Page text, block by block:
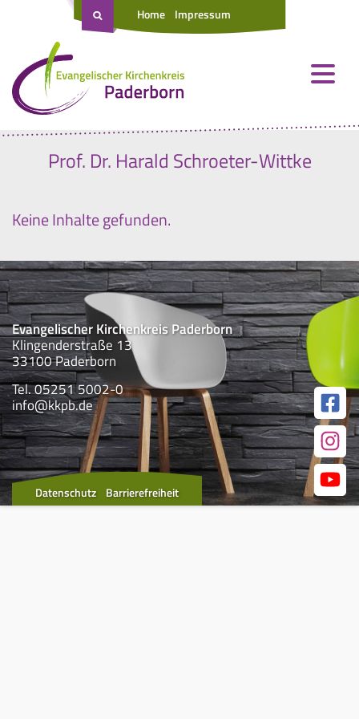
Home Impressum
Prof. Dr. Harald Schroeter-Wittke
Keine Inhalte gefunden.
Evangelischer Kirchenkreis Paderborn
Klingenderstraße 13
33100 Paderborn
Tel. 05251 5002-0
info@kkpb.de
Datenschutz Barrierefreiheit